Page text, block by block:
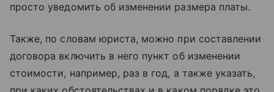
просто уведомить об изменении размера платы.
Также, по словам юриста, можно при составлении
договора включить в него пункт об изменении
стоимости, например, раз в год, а также указать,